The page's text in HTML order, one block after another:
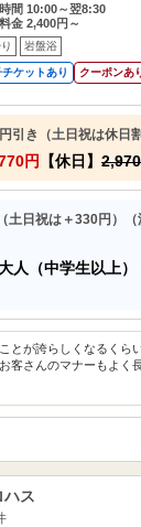
間 10:00～翌8:30
金 2,400円～
岩盤浴
チケットあり クーポンあ
引き（土日祝は休日
円 【休日】
土日祝は＋330円）
人（中学生以上）
とが誇らしくなるくら
客さんのマナーもよく
ハス